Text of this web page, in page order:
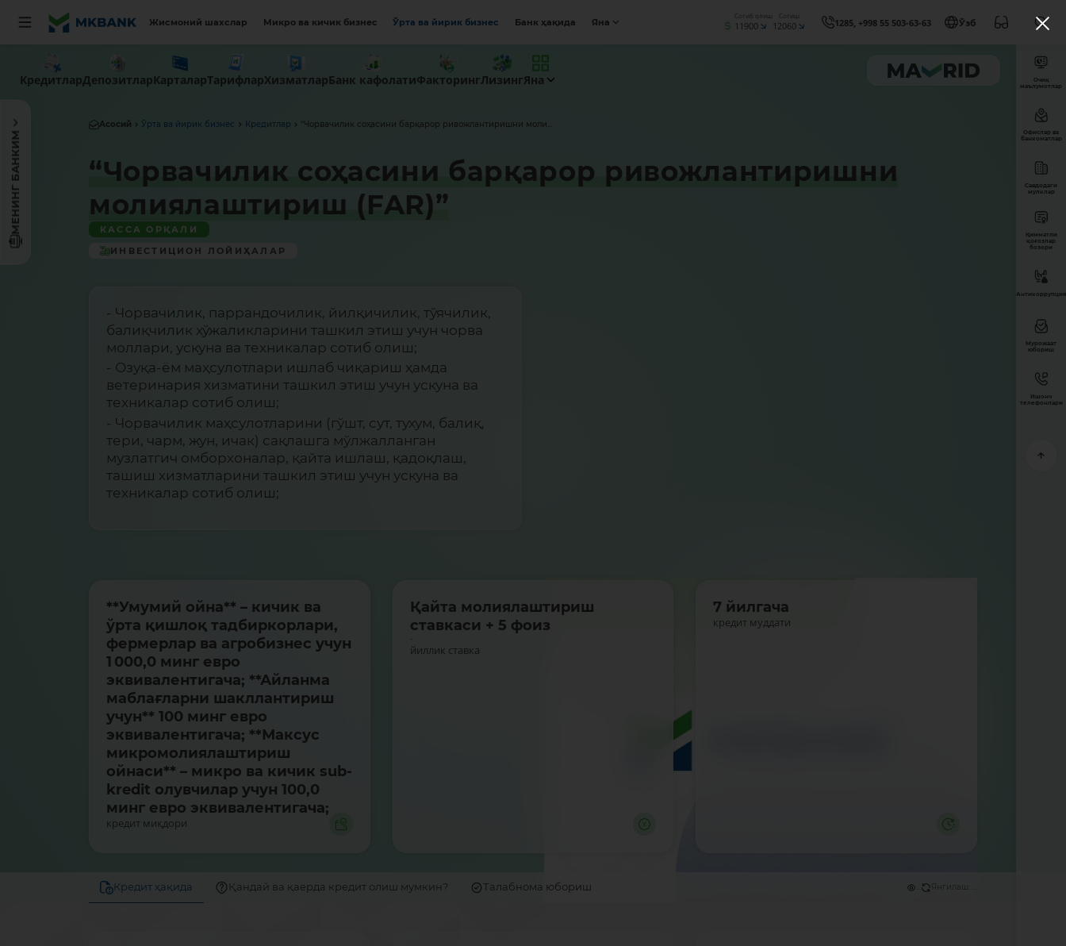
Жисмоний шахслар Микро ва кичик бизнес Ўрта ва йирик бизнес Банк ҳақида Яна
Сотиб олиш
11900
Сотиш
12060 1285, +998 55 503-63-63 Ўзб
МЕНИНГ БАНКИМ
КредитларДепозитларКарталарТарифларХизматларБанк кафолатиФакторингЛизингЯна
Асосий Ўрта ва йирик бизнес Кредитлар “Чорвачилик соҳасини барқарор ривожлантиришни моли...
“Чорвачилик соҳасини барқарор ривожлантиришни
молиялаштириш (FAR)”
КАССА ОРҚАЛИ
ИНВЕСТИЦИОН ЛОЙИҲАЛАР
- Чорвачилик, паррандочилик, йилқичилик, тўячилик,
балиқчилик хўжаликларини ташкил этиш учун чорва
моллари, ускуна ва техникалар сотиб олиш;
- Озуқа-ём маҳсулотлари ишлаб чиқариш ҳамда
ветеринария хизматини ташкил этиш учун ускуна ва
техникалар сотиб олиш;
- Чорвачилик маҳсулотларини (гўшт, сут, тухум, балиқ,
тери, чарм, жун, ичак) сақлашга мўлжалланган
музлатгич омборхоналар, қайта ишлаш, қадоқлаш,
ташиш хизматларини ташкил этиш учун ускуна ва
техникалар сотиб олиш;
**Умумий ойна** – кичик ва
ўрта қишлоқ тадбиркорлари,
фермерлар ва агробизнес учун
1 000,0 минг евро
эквивалентигача; **Айланма
маблағларни шакллантириш
учун** 100 минг евро
эквивалентигача; **Максус
микромолиялаштириш
ойнаси** – микро ва кичик sub-
kredit олувчилар учун 100,0
минг евро эквивалентигача;
кредит миқдори
Қайта молиялаштириш
ставкаси + 5 фоиз
-
йиллик ставка
7 йилгача
кредит муддати
Кредит ҳақида Қандай ва қаерда кредит олиш мумкин? Талабнома юбориш Янгилаш: ...
Очиқ
маълумотлар
Офислар ва
банкоматлар
Савдодаги
мулклар
Қимматли
қоғозлар
бозори
Антикоррупция
Мурожаат
юбориш
Ишонч
телефонлари